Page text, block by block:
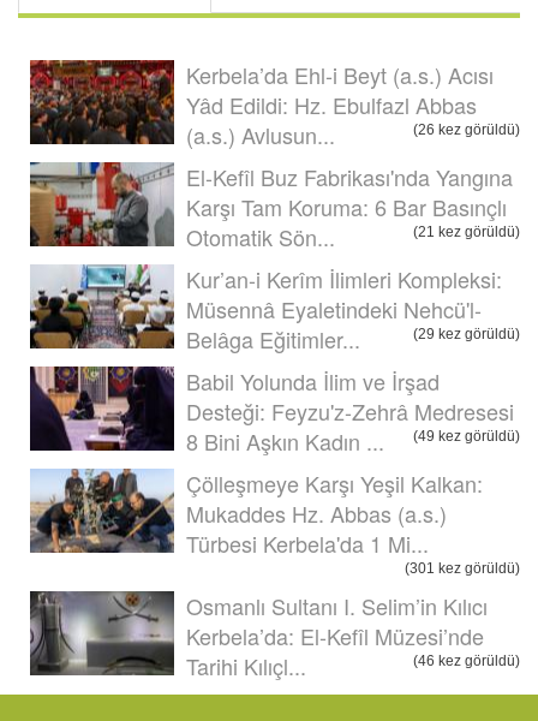
Kerbela’da Ehl-i Beyt (a.s.) Acısı
Yâd Edildi: Hz. Ebulfazl Abbas
(a.s.) Avlusun...
(26 kez görüldü)
El-Kefîl Buz Fabrikası'nda Yangına
Karşı Tam Koruma: 6 Bar Basınçlı
Otomatik Sön...
(21 kez görüldü)
Kur’an-i Kerîm İlimleri Kompleksi:
Müsennâ Eyaletindeki Nehcü'l-
Belâga Eğitimler...
(29 kez görüldü)
Babil Yolunda İlim ve İrşad
Desteği: Feyzu'z-Zehrâ Medresesi
8 Bini Aşkın Kadın ...
(49 kez görüldü)
Çölleşmeye Karşı Yeşil Kalkan:
Mukaddes Hz. Abbas (a.s.)
Türbesi Kerbela'da 1 Mi...
(301 kez görüldü)
Osmanlı Sultanı I. Selim’in Kılıcı
Kerbela’da: El-Kefîl Müzesi’nde
Tarihi Kılıçl...
(46 kez görüldü)